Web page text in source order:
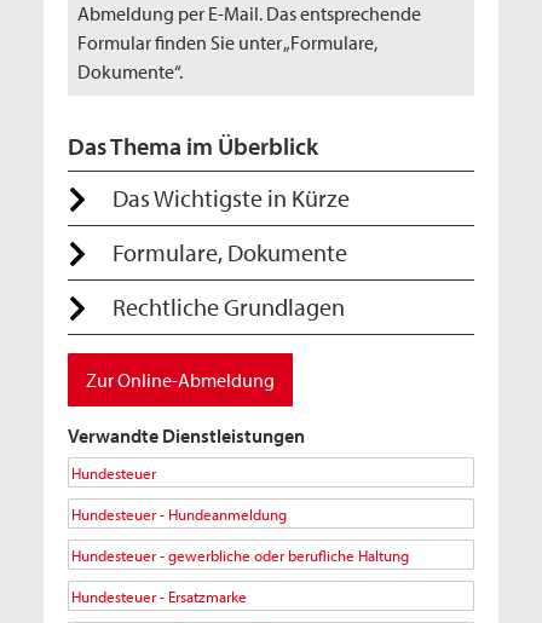
Abmeldung per E-Mail. Das entsprechende
Formular finden Sie unter „Formulare,
Dokumente“.
Das Thema im Überblick
Das Wichtigste in Kürze
Formulare, Dokumente
Rechtliche Grundlagen
Zur Online-Abmeldung
Verwandte Dienstleistungen
Hundesteuer
Hundesteuer - Hundeanmeldung
Hundesteuer - gewerbliche oder berufliche Haltung
Hundesteuer - Ersatzmarke